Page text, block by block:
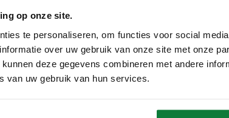
op onze site.
te personaliseren, om functies voor social
over uw gebruik van onze site met onze
deze gegevens combineren met andere
van uw gebruik van hun services.